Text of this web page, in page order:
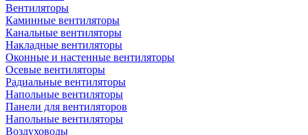
Вентиляторы
Каминные вентиляторы
Канальные вентиляторы
Накладные вентиляторы
Оконные и настенные вентиляторы
Осевые вентиляторы
Радиальные вентиляторы
Напольные вентиляторы
Панели для вентиляторов
Напольные вентиляторы
Воздуховоды